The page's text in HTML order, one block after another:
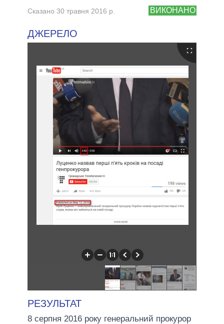
ВИКОНАНО
Сказано 30 травня 2016 р.
ДЖЕРЕЛО
РЕЗУЛЬТАТ
8 серпня 2016 року генеральний прокурор